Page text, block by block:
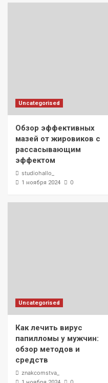
Uncategorised
Обзор эффективных
мазей от жировиков с
рассасывающим
эффектом
studiohallo_
1 ноября 2024 0
Uncategorised
Как лечить вирус
папилломы у мужчин:
обзор методов и
средств
znakcomstva_